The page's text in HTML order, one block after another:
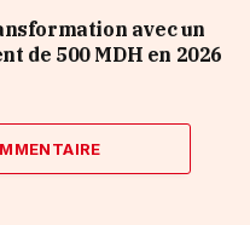
avec un
de 500 MDH en 2026